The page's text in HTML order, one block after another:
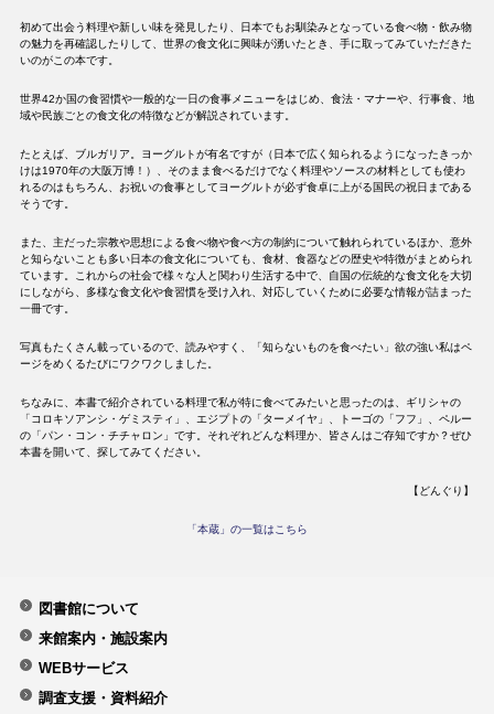
初めて出会う料理や新しい味を発見したり、日本でもお馴染みとなっている食べ物・飲み物
の魅力を再確認したりして、世界の食文化に興味が湧いたとき、手に取ってみていただきた
いのがこの本です。
世界42か国の食習慣や一般的な一日の食事メニューをはじめ、食法・マナーや、行事食、地
域や民族ごとの食文化の特徴などが解説されています。
たとえば、ブルガリア。ヨーグルトが有名ですが（日本で広く知られるようになったきっか
けは1970年の大阪万博！）、そのまま食べるだけでなく料理やソースの材料としても使わ
れるのはもちろん、お祝いの食事としてヨーグルトが必ず食卓に上がる国民の祝日まである
そうです。
また、主だった宗教や思想による食べ物や食べ方の制約について触れられているほか、意外
と知らないことも多い日本の食文化についても、食材、食器などの歴史や特徴がまとめられ
ています。これからの社会で様々な人と関わり生活する中で、自国の伝統的な食文化を大切
にしながら、多様な食文化や食習慣を受け入れ、対応していくために必要な情報が詰まった
一冊です。
写真もたくさん載っているので、読みやすく、「知らないものを食べたい」欲の強い私はペ
ージをめくるたびにワクワクしました。
ちなみに、本書で紹介されている料理で私が特に食べてみたいと思ったのは、ギリシャの
「コロキソアンシ・ゲミスティ」、エジプトの「ターメイヤ」、トーゴの「フフ」、ペルー
の「パン・コン・チチャロン」です。それぞれどんな料理か、皆さんはご存知ですか？ぜひ
本書を開いて、探してみてください。
【どんぐり】
「本蔵」の一覧はこちら
図書館について
来館案内・施設案内
WEBサービス
調査支援・資料紹介